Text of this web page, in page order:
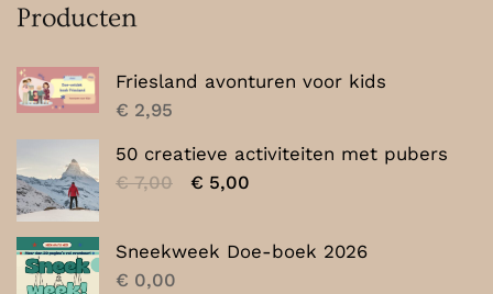
Producten
Friesland avonturen voor kids
€ 2,95
50 creatieve activiteiten met pubers
€7,00
Oorspronkelijke
€ 7,00.
€ 5,00
€ 5,00.
Sneekweek Doe-boek 2026
€ 0,00